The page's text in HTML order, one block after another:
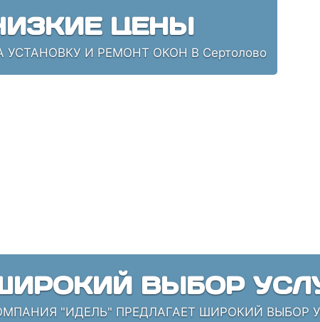
ЦЕНЫ
УСТАНОВКУ И РЕМОНТ ОКОН В Сертолово
ВЫБОР
"ИДЕЛЬ" ПРЕДЛАГАЕТ ШИРОКИЙ ВЫБОР